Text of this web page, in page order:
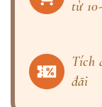
từ
Tích
đãi